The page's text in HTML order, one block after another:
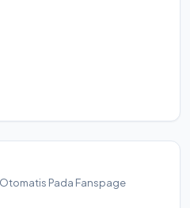
Pada Fanspage